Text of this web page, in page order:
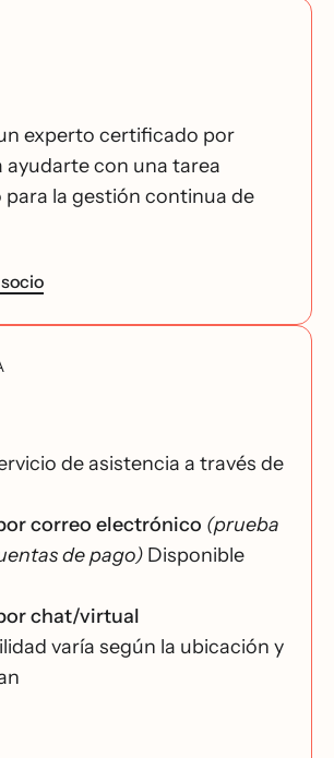
experto certificado por
ayudarte con una tarea
para la gestión continua de
de asistencia a través de
correo electrónico (prueba
de pago) Disponible
chat/virtual
varía según la ubicación y